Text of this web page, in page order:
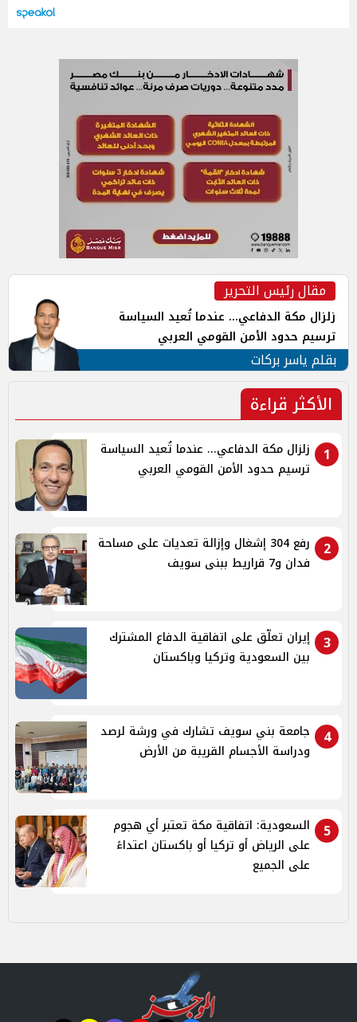
مقال رئيس التحرير
زلزال مكة الدفاعي... عندما تُعيد السياسة
ترسيم حدود الأمن القومي العربي
بقلم ياسر بركات
الأكثر قراءة
1
زلزال مكة الدفاعي... عندما تُعيد السياسة
ترسيم حدود الأمن القومي العربي
2
رفع 304 إشغال وإزالة تعديات على مساحة
فدان و7 قراريط ببنى سويف
3
إيران تعلّق على اتفاقية الدفاع المشترك
بين السعودية وتركيا وباكستان
4
جامعة بني سويف تشارك في ورشة لرصد
ودراسة الأجسام القريبة من الأرض
5
السعودية: اتفاقية مكة تعتبر أي هجوم
على الرياض أو تركيا أو باكستان اعتداءً
على الجميع